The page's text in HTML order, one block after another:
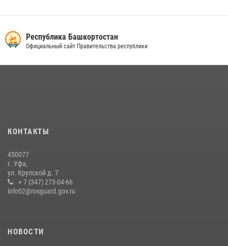
угрожавшего ножом продавцу магазина
08 июля 2026, 11:22
В Уфе подписано соглашение о сотрудничестве между ветеранами
В Уфе росгвардейцы задержали пьяного дебошира, нарушавшего
покой постояльцев хостела
23 июля 2026, 12:25
Республика Башкортостан
Официальный сайт Правительства республики
КОНТАКТЫ
450077
г. Уфа,
ул. Крупской д. 7
+ 7 (347) 273-04-66
info02@rosguard.gov.ru
НОВОСТИ